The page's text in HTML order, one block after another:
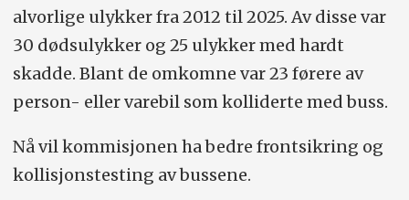
alvorlige ulykker fra 2012 til 2025. Av disse var
30 dødsulykker og 25 ulykker med hardt
skadde. Blant de omkomne var 23 førere av
person- eller varebil som kolliderte med buss.
Nå vil kommisjonen ha bedre frontsikring og
kollisjonstesting av bussene.